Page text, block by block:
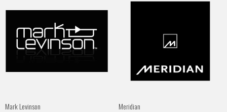
Mark Levinson Meridian